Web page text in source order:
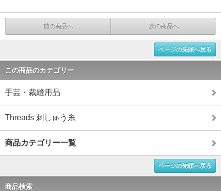
前の商品へ 次の商品へ
ページの先頭へ戻る
この商品のカテゴリー
手芸・裁縫用品
Threads 刺しゅう糸
商品カテゴリー一覧
ページの先頭へ戻る
商品検索